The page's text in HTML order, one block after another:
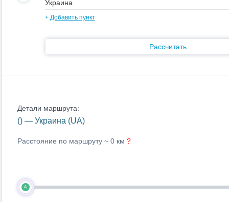
+ Добавить пункт
Рассчитать
Детали маршрута:
() — Украина (UA)
Расстояние по маршруту ~ 0 км ?
A